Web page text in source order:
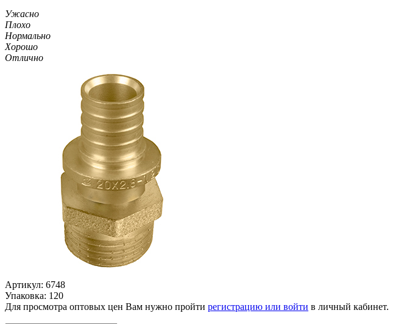
Ужасно
Плохо
Нормально
Хорошо
Отлично
Артикул: 6748
Упаковка: 120
Для просмотра оптовых цен Вам нужно пройти регистрацию или войти в личный кабинет.